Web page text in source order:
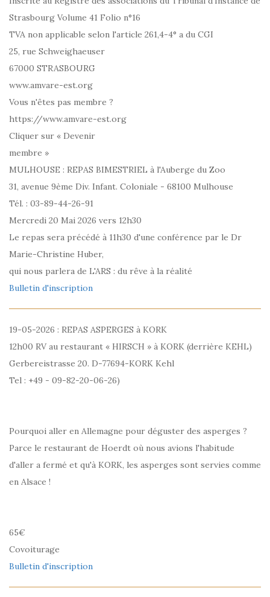
Strasbourg Volume 41 Folio n°16
TVA non applicable selon l'article 261,4-4° a du CGI
25, rue Schweighaeuser
67000 STRASBOURG
www.amvare-est.org
Vous n'êtes pas membre ?
https://www.amvare-est.org
Cliquer sur « Devenir
membre »
MULHOUSE : REPAS BIMESTRIEL à l'Auberge du Zoo
31, avenue 9ème Div. Infant. Coloniale - 68100 Mulhouse
Tél. : 03-89-44-26-91
Mercredi 20 Mai 2026 vers 12h30
Le repas sera précédé à 11h30 d'une conférence par le Dr
Marie-Christine Huber,
qui nous parlera de L'ARS : du rêve à la réalité
Bulletin d'inscription
19-05-2026 : REPAS ASPERGES à KORK
12h00 RV au restaurant « HIRSCH » à KORK (derrière KEHL)
Gerbereistrasse 20. D-77694-KORK Kehl
Tel : +49 - 09-82-20-06-26)
Pourquoi aller en Allemagne pour déguster des asperges ?
Parce le restaurant de Hoerdt où nous avions l'habitude
d'aller a fermé et qu'à KORK, les asperges sont servies comme
en Alsace !
65€
Covoiturage
Bulletin d'inscription